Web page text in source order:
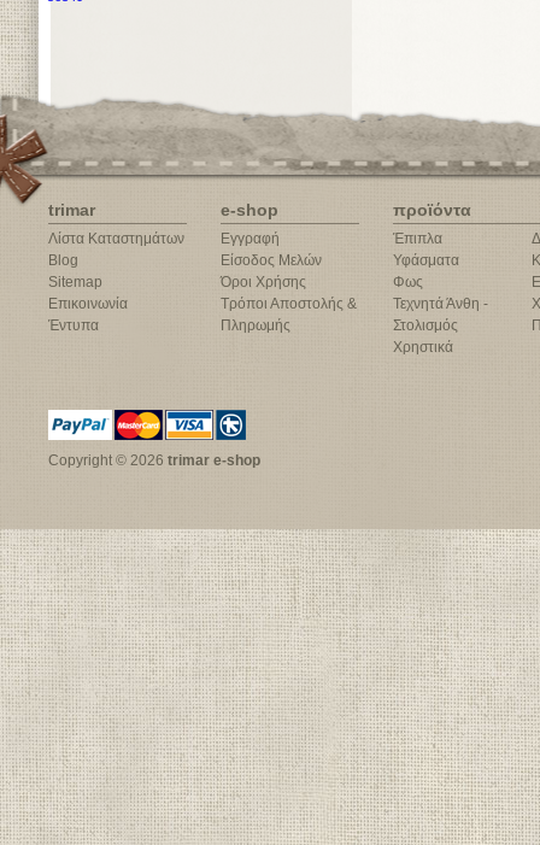
trimar
Λίστα Καταστημάτων
Blog
Sitemap
Επικοινωνία
Έντυπα
e-shop
Εγγραφή
Είσοδος Μελών
Όροι Χρήσης
Τρόποι Αποστολής &
Πληρωμής
προϊόντα
Έπιπλα
Υφάσματα
Φως
Τεχνητά Άνθη -
Στολισμός
Χρηστικά
Copyright © 2026 trimar e-shop